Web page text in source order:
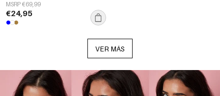
MSRP €69,99
€24,95
VER MÁS